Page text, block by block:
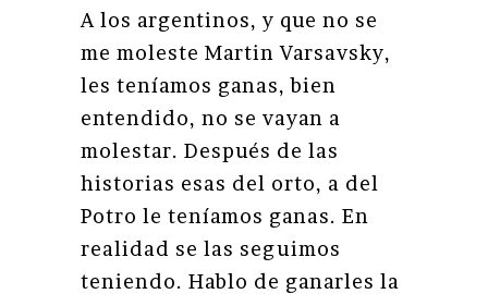
A los argentinos, y que no se
me moleste Martin Varsavsky,
les teníamos ganas, bien
entendido, no se vayan a
molestar. Después de las
historias esas del orto, a del
Potro le teníamos ganas. En
realidad se las seguimos
teniendo. Hablo de ganarles la